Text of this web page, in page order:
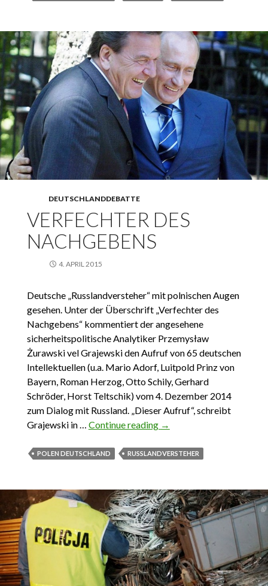
DEUTSCHLANDDEBATTE
VERFECHTER DES
NACHGEBENS
4. APRIL 2015
Deutsche „Russlandversteher“ mit polnischen Augen
gesehen. Unter der Überschrift „Verfechter des
Nachgebens“ kommentiert der angesehene
sicherheitspolitische Analytiker Przemysław
Żurawski vel Grajewski den Aufruf von 65 deutschen
Intellektuellen (u.a. Mario Adorf, Luitpold Prinz von
Bayern, Roman Herzog, Otto Schily, Gerhard
Schröder, Horst Teltschik) vom 4. Dezember 2014
zum Dialog mit Russland. „Dieser Aufruf“, schreibt
Grajewski in … Continue reading Verfechter des
→
POLEN DEUTSCHLAND RUSSLANDVERSTEHER